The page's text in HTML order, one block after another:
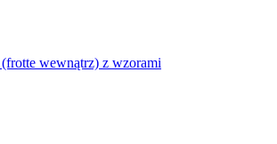
wewnątrz) z wzorami